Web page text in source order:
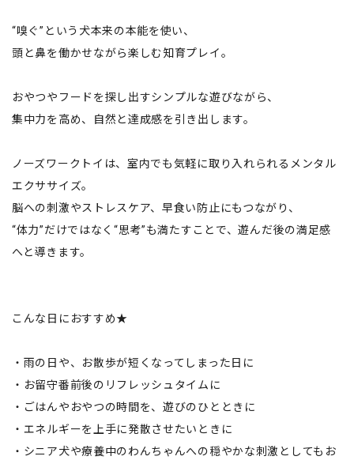
“嗅ぐ”という犬本来の本能を使い、
頭と鼻を働かせながら楽しむ知育プレイ。
おやつやフードを探し出すシンプルな遊びながら、
集中力を高め、自然と達成感を引き出します。
ノーズワークトイは、室内でも気軽に取り入れられるメンタル
エクササイズ。
脳への刺激やストレスケア、早食い防止にもつながり、
“体力”だけではなく“思考”も満たすことで、遊んだ後の満足感
へと導きます。
こんな日におすすめ★
・雨の日や、お散歩が短くなってしまった日に
・お留守番前後のリフレッシュタイムに
・ごはんやおやつの時間を、遊びのひとときに
・エネルギーを上手に発散させたいときに
・シニア犬や療養中のわんちゃんへの穏やかな刺激としてもお